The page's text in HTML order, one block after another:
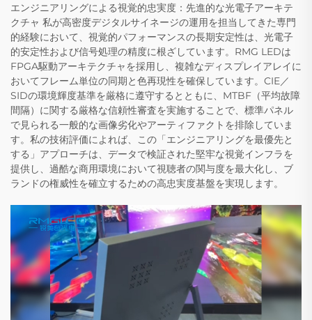
エンジニアリングによる視覚的忠実度：先進的な光電子アーキテ
クチャ 私が高密度デジタルサイネージの運用を担当してきた専門
的経験において、視覚的パフォーマンスの長期安定性は、光電子
的安定性および信号処理の精度に根ざしています。RMG LEDは
FPGA駆動アーキテクチャを採用し、複雑なディスプレイアレイに
おいてフレーム単位の同期と色再現性を確保しています。CIE／
SIDの環境輝度基準を厳格に遵守するとともに、MTBF（平均故障
間隔）に関する厳格な信頼性審査を実施することで、標準パネル
で見られる一般的な画像劣化やアーティファクトを排除していま
す。私の技術評価によれば、この「エンジニアリングを最優先と
する」アプローチは、データで検証された堅牢な視覚インフラを
提供し、過酷な商用環境において視聴者の関与度を最大化し、ブ
ランドの権威性を確立するための高忠実度基盤を実現します。